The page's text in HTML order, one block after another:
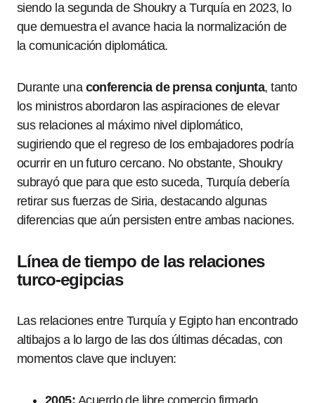
siendo la segunda de Shoukry a Turquía en 2023, lo
que demuestra el avance hacia la normalización de
la comunicación diplomática.
Durante una conferencia de prensa conjunta, tanto
los ministros abordaron las aspiraciones de elevar
sus relaciones al máximo nivel diplomático,
sugiriendo que el regreso de los embajadores podría
ocurrir en un futuro cercano. No obstante, Shoukry
subrayó que para que esto suceda, Turquía debería
retirar sus fuerzas de Siria, destacando algunas
diferencias que aún persisten entre ambas naciones.
Línea de tiempo de las relaciones
turco-egipcias
Las relaciones entre Turquía y Egipto han encontrado
altibajos a lo largo de las dos últimas décadas, con
momentos clave que incluyen:
2005: Acuerdo de libre comercio firmado,